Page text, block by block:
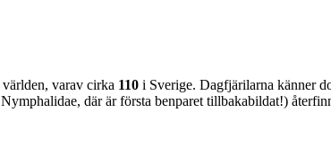
varav cirka 110 i Sverige. Dagfjärilarna känner
där är första benparet tillbakabildat!)